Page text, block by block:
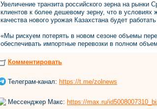
Увеличение транзита российского зерна на рынки
клиентов к более дешевому зерну, что в условиях
качества нового урожая Казахстана будет
«Мы рискуем потерять в новом сезоне объемы
обеспечивать импортные перевозки в полном
Комментировать
Телеграм-канал: https://t.me/zolnews
Мессенджер Макс: https://max.ru/